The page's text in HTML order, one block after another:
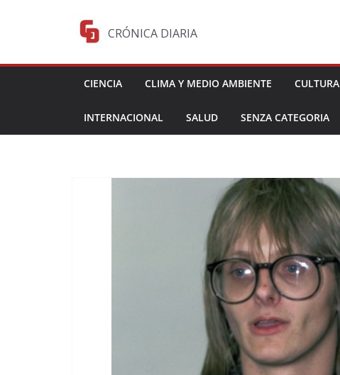
CRÓNICA DIARIA
CIENCIA CLIMA Y MEDIO AMBIENTE CULTURA
INTERNACIONAL SALUD SENZA CATEGORIA